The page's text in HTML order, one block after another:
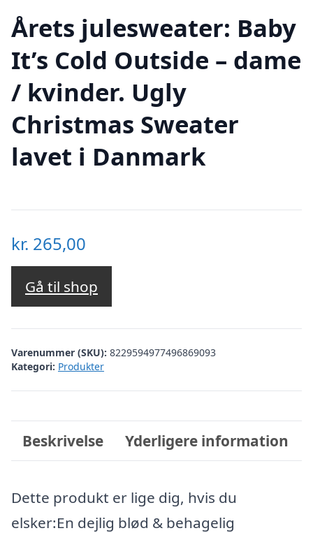
Årets julesweater: Baby
It’s Cold Outside – dame
/ kvinder. Ugly
Christmas Sweater
lavet i Danmark
kr. 265,00
Gå til shop
Varenummer (SKU): 8229594977496869093
Kategori: Produkter
Beskrivelse Yderligere information
Dette produkt er lige dig, hvis du
elsker:En dejlig blød & behagelig